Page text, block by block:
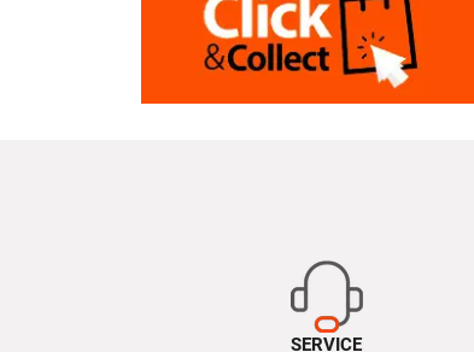
SERVICE